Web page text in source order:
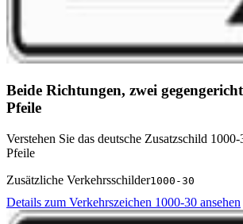
Beide Richtungen, zwei
Pfeile
Verstehen Sie das deutsche Zusatzschild
Pfeile
Zusätzliche Verkehrsschilder1000-30
Details zum Verkehrszeichen 1000-30 ansehen